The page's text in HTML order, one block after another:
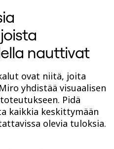
mukaan
nauttivat
ovat niitä, joita
yhdistää visuaalisen
Pidä
kaikkia keskittymään
olevia tuloksia.